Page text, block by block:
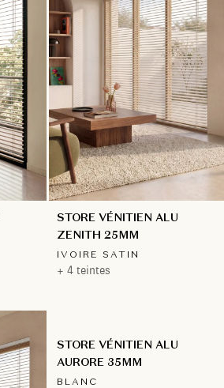
STORE VÉNITIEN ALU
ZENITH 25MM
IVOIRE SATIN
+ 4 teintes
STORE VÉNITIEN ALU
AURORE 35MM
BLANC